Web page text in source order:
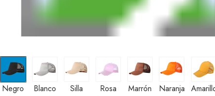
Negro
Negro
Blanco
Blanco
Silla
Silla
Rosa
Rosa
Marrón
Marrón
Naranja
Naranja